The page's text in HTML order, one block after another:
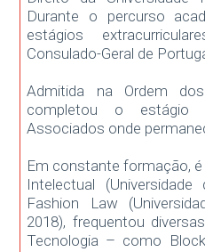
Durante o percurso
estágios
Consulado-Geral de
Admitida na Ordem
completou o estágio
Associados onde
Em constante formação,
Intelectual
Fashion Law
2018), frequentou
Tecnologia – como